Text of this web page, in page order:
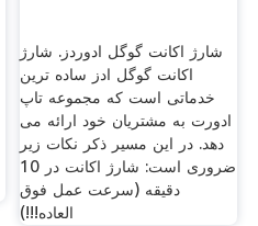
شارژ اکانت گوگل ادوردز. شارژ
اکانت گوگل ادز ساده ترین
خدماتی است که مجموعه تاپ
ادورت به مشتریان خود ارائه می
دهد. در این مسیر ذکر نکات زیر
ضروری است: شارژ اکانت در 10
دقیقه (سرعت عمل فوق
العاده!!!)